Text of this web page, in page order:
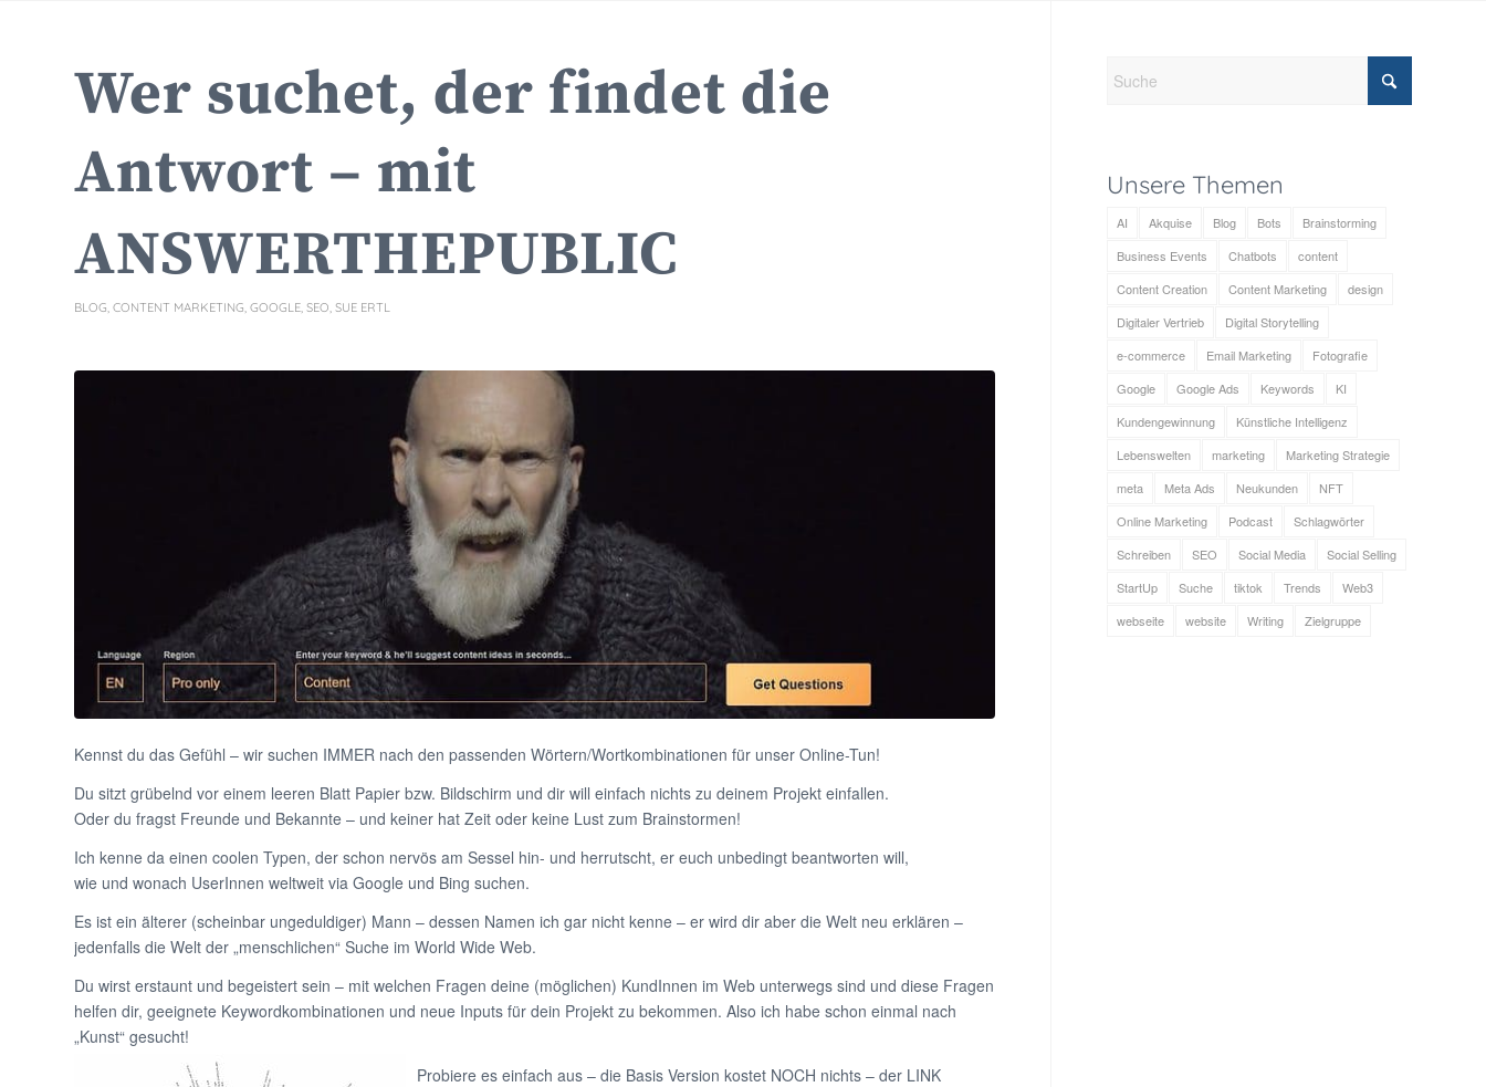
Wer suchet, der findet die
Antwort – mit
ANSWERTHEPUBLIC
BLOG, CONTENT MARKETING, GOOGLE, SEO, SUE ERTL
Kennst du das Gefühl – wir suchen IMMER nach den passenden Wörtern/Wortkombinationen für unser Online-Tun!
Du sitzt grübelnd vor einem leeren Blatt Papier bzw. Bildschirm und dir will einfach nichts zu deinem Projekt einfallen.
Oder du fragst Freunde und Bekannte – und keiner hat Zeit oder keine Lust zum Brainstormen!
Ich kenne da einen coolen Typen, der schon nervös am Sessel hin- und herrutscht, er euch unbedingt beantworten will,
wie und wonach UserInnen weltweit via Google und Bing suchen.
Es ist ein älterer (scheinbar ungeduldiger) Mann – dessen Namen ich gar nicht kenne – er wird dir aber die Welt neu erklären –
jedenfalls die Welt der „menschlichen“ Suche im World Wide Web.
Du wirst erstaunt und begeistert sein – mit welchen Fragen deine (möglichen) KundInnen im Web unterwegs sind und diese Fragen
helfen dir, geeignete Keywordkombinationen und neue Inputs für dein Projekt zu bekommen. Also ich habe schon einmal nach
„Kunst“ gesucht!
Probiere es einfach aus – die Basis Version kostet NOCH nichts – der LINK
Unsere Themen
AI Akquise Blog Bots
Brainstorming
Business Events
Chatbots
content
Content Creation
Content Marketing
design
Digitaler Vertrieb
Digital Storytelling
e-commerce
Email Marketing
Fotografie
Google
Google Ads Keywords
KI
Kundengewinnung
Künstliche Intelligenz
Lebenswelten
marketing
Marketing Strategie
meta
Meta Ads Neukunden
NFT
Online Marketing
Podcast
Schlagwörter
Schreiben
SEO Social Media
Social Selling
StartUp
Suche tiktok Trends
Web3
webseite
website Writing Zielgruppe